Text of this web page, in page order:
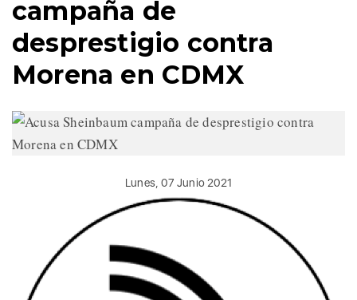
campaña de
desprestigio contra
Morena en CDMX
Lunes, 07 Junio 2021